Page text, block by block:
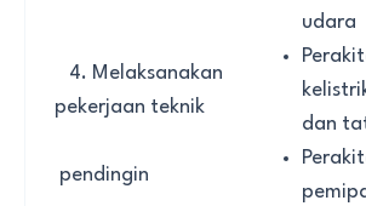
4. Melaksanakan
pekerjaan teknik
pendingin
udara
dan